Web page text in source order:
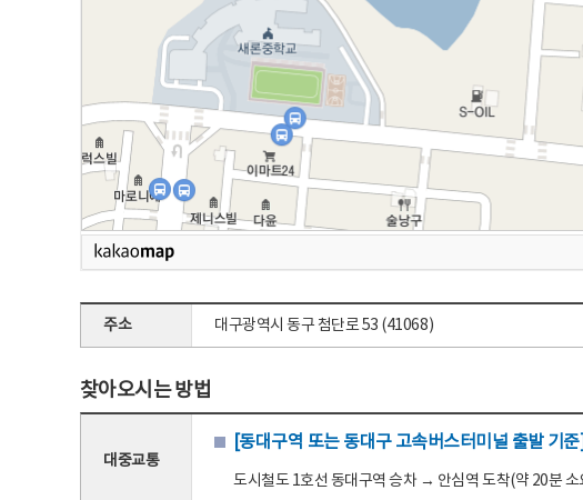
주소 대구광역시 동구 첨단로 53 (41068)
찾아오시는 방법
대중교통
[동대구역 또는 동대구 고속버스터미널 출발 기준]
도시철도 1호선 동대구역 승차 → 안심역 도착(약 20분